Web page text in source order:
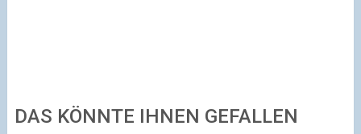
DAS KÖNNTE IHNEN GEFALLEN